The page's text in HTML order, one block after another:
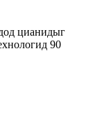
цианидыг
90